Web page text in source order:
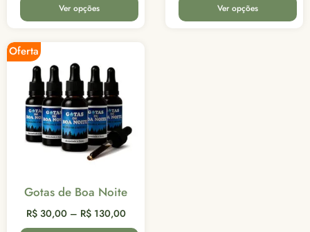
Ver opções Ver opções
Oferta
Gotas de Boa Noite
R$30,00 – R$130,00